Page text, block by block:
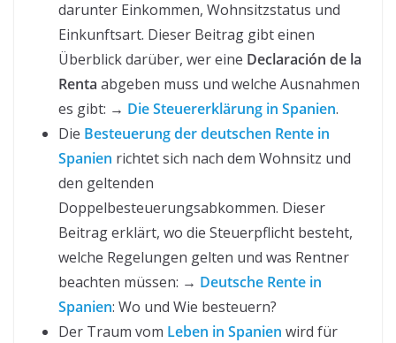
darunter Einkommen, Wohnsitzstatus und
Einkunftsart. Dieser Beitrag gibt einen
Überblick darüber, wer eine Declaración de la
Renta abgeben muss und welche Ausnahmen
es gibt: → Die Steuererklärung in Spanien.
Die Besteuerung der deutschen Rente in
Spanien richtet sich nach dem Wohnsitz und
den geltenden
Doppelbesteuerungsabkommen. Dieser
Beitrag erklärt, wo die Steuerpflicht besteht,
welche Regelungen gelten und was Rentner
beachten müssen: → Deutsche Rente in
Spanien: Wo und Wie besteuern?
Der Traum vom Leben in Spanien wird für